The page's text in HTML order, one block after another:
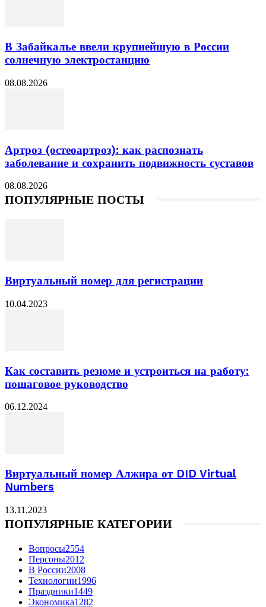
В Забайкалье ввели крупнейшую в России
солнечную электростанцию
08.08.2026
Артроз (остеоартроз): как распознать
заболевание и сохранить подвижность суставов
08.08.2026
ПОПУЛЯРНЫЕ ПОСТЫ
Виртуальный номер для регистрации
10.04.2023
Как составить резюме и устроиться на работу:
пошаговое руководство
06.12.2024
Виртуальный номер Алжира от DID Virtual
Numbers
13.11.2023
ПОПУЛЯРНЫЕ КАТЕГОРИИ
Вопросы2554
Персоны2012
В России2008
Технологии1996
Праздники1449
Экономика1282